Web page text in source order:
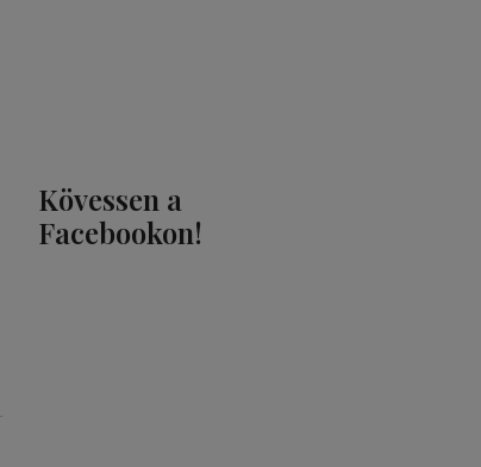
Kövessen a
Facebookon!